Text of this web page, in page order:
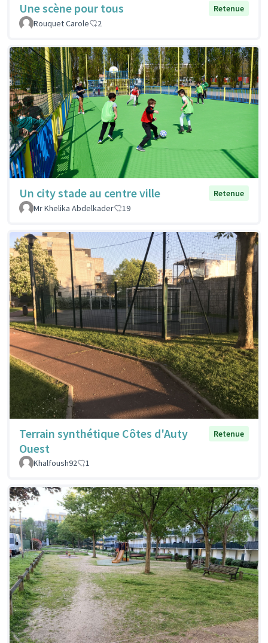
Une scène pour tous
Retenue
Rouquet Carole
2
Un city stade au centre ville
Retenue
Mr Khelika Abdelkader
19
Terrain synthétique Côtes d'Auty
Ouest
Retenue
Khalfoush92 1